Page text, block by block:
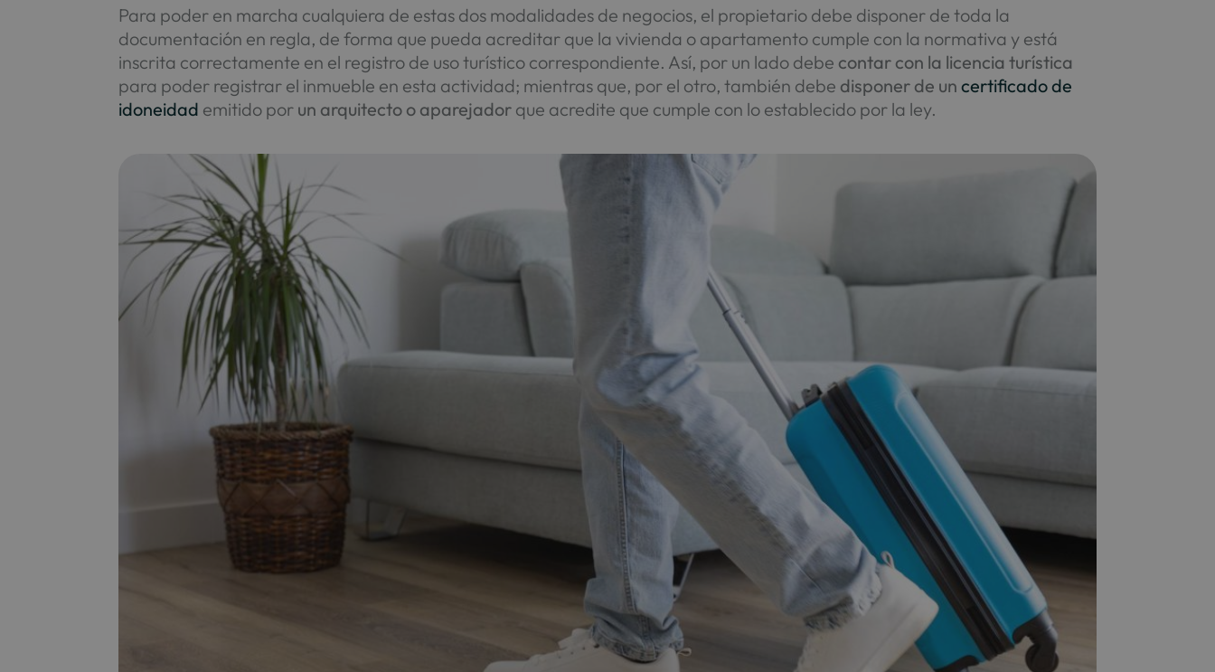
Para poder en marcha cualquiera de estas dos modalidades de negocios, el propietario debe disponer de toda la
documentación en regla, de forma que pueda acreditar que la vivienda o apartamento cumple con la normativa y está
inscrita correctamente en el registro de uso turístico correspondiente. Así, por un lado debe contar con la licencia turística
para poder registrar el inmueble en esta actividad; mientras que, por el otro, también debe disponer de uncertificado de
idoneidad emitido por un arquitecto o aparejador que acredite que cumple con lo establecido por la ley.